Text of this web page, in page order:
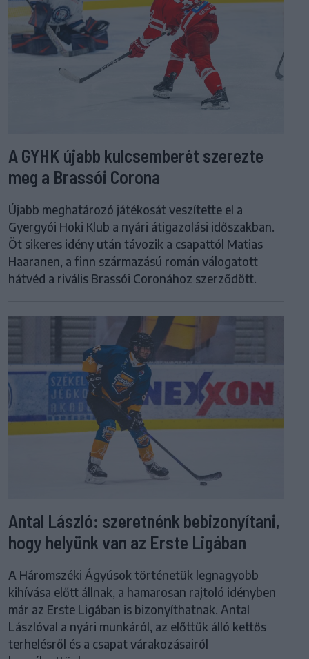
A GYHK újabb kulcsemberét szerezte
meg a Brassói Corona
Újabb meghatározó játékosát veszítette el a
Gyergyói Hoki Klub a nyári átigazolási időszakban.
Öt sikeres idény után távozik a csapattól Matias
Haaranen, a finn származású román válogatott
hátvéd a rivális Brassói Coronához szerződött.
Antal László: szeretnénk bebizonyítani,
hogy helyünk van az Erste Ligában
A Háromszéki Ágyúsok történetük legnagyobb
kihívása előtt állnak, a hamarosan rajtoló idényben
már az Erste Ligában is bizonyíthatnak. Antal
Lászlóval a nyári munkáról, az előttük álló kettős
terhelésről és a csapat várakozásairól